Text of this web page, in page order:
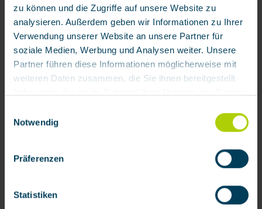
zu können und die Zugriffe auf unsere Website zu
analysieren. Außerdem geben wir Informationen zu Ihrer
Verwendung unserer Website an unsere Partner für
soziale Medien, Werbung und Analysen weiter. Unsere
Partner führen diese Informationen möglicherweise mit
weiteren Daten zusammen, die Sie ihnen bereitgestellt
Mit Klick auf „[Zustimmen / Alles akzeptieren / etc.]“
erteilen Sie Ihre Einwilligung auch in die Weitergabe über
Ihr Verhalten in unserem Shop an unseren Partner, die
Deutschland), die diese Daten Ihnen nicht persönlich
zuordnen kann, sie aber zu eigenen Zwecken (z.B.
Notwendig
Präferenzen
Statistiken
Full face mask mod. BRK 820